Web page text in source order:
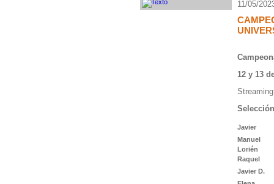
11/05/
12 y 13
Javier
Manuel
Lorién
Raquel
Javier D.